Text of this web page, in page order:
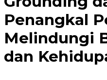
Penangkal
Melindungi
dan